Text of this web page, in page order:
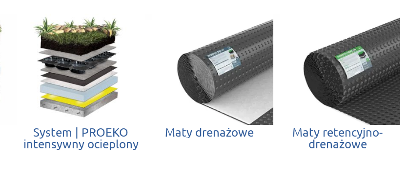
System | PROEKO
intensywny ocieplony
Maty drenażowe
Maty retencyjno-
drenażowe